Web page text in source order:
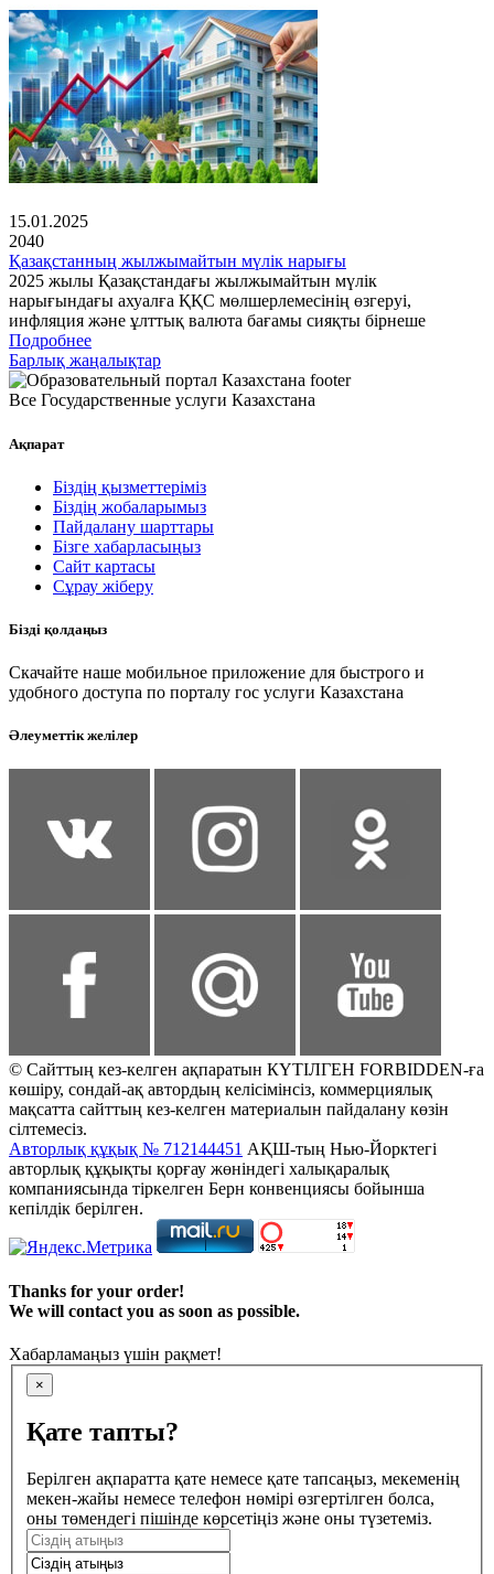
15.01.2025
2040
Қазақстанның жылжымайтын мүлік нарығы
2025 жылы Қазақстандағы жылжымайтын мүлік
нарығындағы ахуалға ҚҚС мөлшерлемесінің өзгеруі,
инфляция және ұлттық валюта бағамы сияқты бірнеше
Подробнее
Барлық жаңалықтар
Все Государственные услуги Казахстана
Ақпарат
Біздің қызметтеріміз
Біздің жобаларымыз
Пайдалану шарттары
Бізге хабарласыңыз
Сайт картасы
Сұрау жіберу
Бізді қолдаңыз
Скачайте наше мобильное приложение для быстрого и
удобного доступа по порталу гос услуги Казахстана
Әлеуметтік желілер
© Сайттың кез-келген ақпаратын КҮТІЛГЕН FORBIDDEN-ға
көшіру, сондай-ақ автордың келісімінсіз, коммерциялық
мақсатта сайттың кез-келген материалын пайдалану көзін
сілтемесіз.
Авторлық құқық № 712144451 АҚШ-тың Нью-Йорктегі
авторлық құқықты қорғау жөніндегі халықаралық
компаниясында тіркелген Берн конвенциясы бойынша
кепілдік берілген.
Thanks for your order!
We will contact you as soon as possible.
Хабарламаңыз үшін рақмет!
×
Қате тапты?
Берілген ақпаратта қате немесе қате тапсаңыз, мекеменің
мекен-жайы немесе телефон нөмірі өзгертілген болса,
оны төмендегі пішінде көрсетіңіз және оны түзетеміз.